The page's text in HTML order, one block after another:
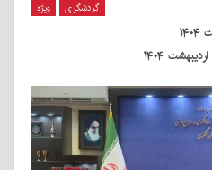
گردشگری ویژه